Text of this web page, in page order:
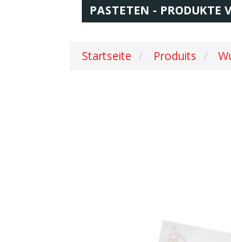
PASTETEN - PRODUKTE
Startseite Produits